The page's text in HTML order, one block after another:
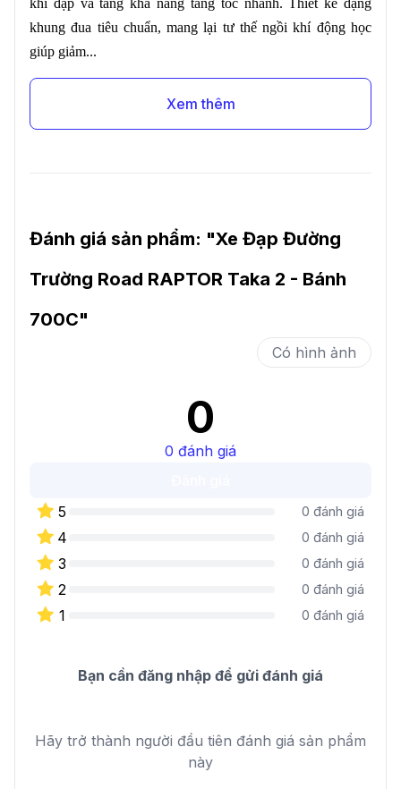
khi đạp và tăng khả năng tăng tốc nhanh. Thiết kế dạng
khung đua tiêu chuẩn, mang lại tư thế ngồi khí động học
giúp giảm...
Xem thêm
Đánh giá sản phẩm: "Xe Đạp Đường
Trường Road RAPTOR Taka 2 - Bánh
700C"
Có hình ảnh
0
0 đánh giá
5
0 đánh giá
4 0 đánh giá
3 0 đánh giá
2 0 đánh giá
1 0 đánh giá
Bạn cần đăng nhập để gửi đánh giá
Hãy trở thành người đầu tiên đánh giá sản phẩm
này